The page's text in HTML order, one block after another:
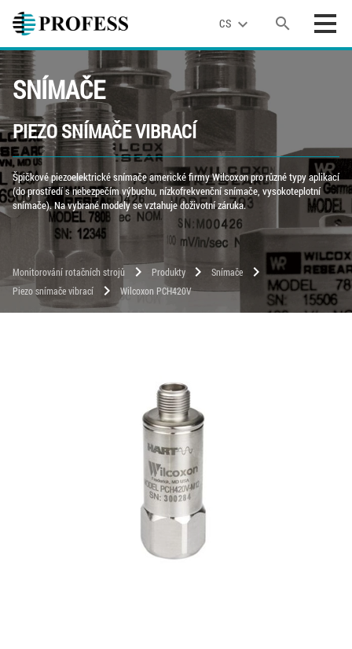
CS expand_more search
SNÍMAČE
PIEZO SNÍMAČE VIBRACÍ
Špičkové piezoelektrické snímače americké firmy Wilcoxon pro různé typy aplikací
(do prostředí s nebezpečím výbuchu, nízkofrekvenční snímače, vysokoteplotní
snímače). Na vybrané modely se vztahuje doživotní záruka.
Monitorování rotačních strojů chevron_right Produkty chevron_right Snímače chevron_right
Piezo snímače vibrací chevron_right Wilcoxon PCH420V